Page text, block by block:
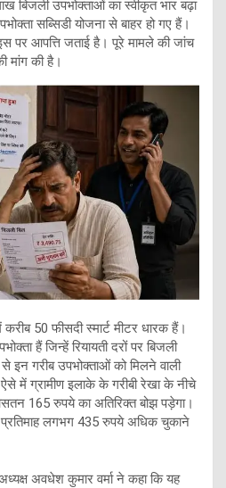
बिजली उपभोक्ताओं का स्वीकृत भार बढ़ा
सब्सिडी योजना से बाहर हो गए हैं।
इस पर आपत्ति जताई है। पूरे मामले की जांच
मांग की है।
50 फीसदी स्मार्ट मीटर धारक हैं।
हैं जिन्हें रियायती दरों पर बिजली
इन गरीब उपभोक्ताओं को मिलने वाली
में ग्रामीण इलाके के गरीबी रेखा के नीचे
165 रुपये का अतिरिक्त बोझ पड़ेगा।
प्रतिमाह लगभग 435 रुपये अधिक चुकाने
अवधेश कुमार वर्मा ने कहा कि यह